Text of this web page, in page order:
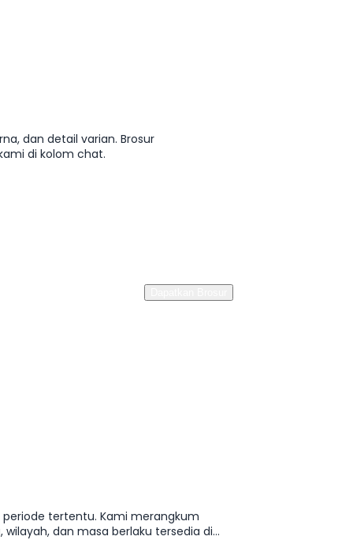
dan detail varian. Brosur
di kolom chat.
tertentu. Kami merangkum
dan masa berlaku tersedia di